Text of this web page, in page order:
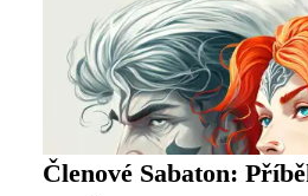
Členové Sabaton: